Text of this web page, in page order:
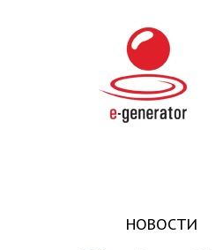
НОВОСТИ